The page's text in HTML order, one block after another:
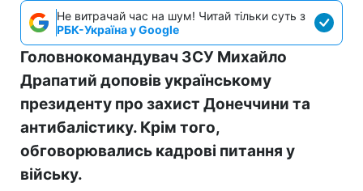
Не витрачай час на шум! Читай тільки суть з
РБК-Україна у Google
Головнокомандувач ЗСУ Михайло
Драпатий доповів українському
президенту про захист Донеччини та
антибалістику. Крім того,
обговорювались кадрові питання у
війську.